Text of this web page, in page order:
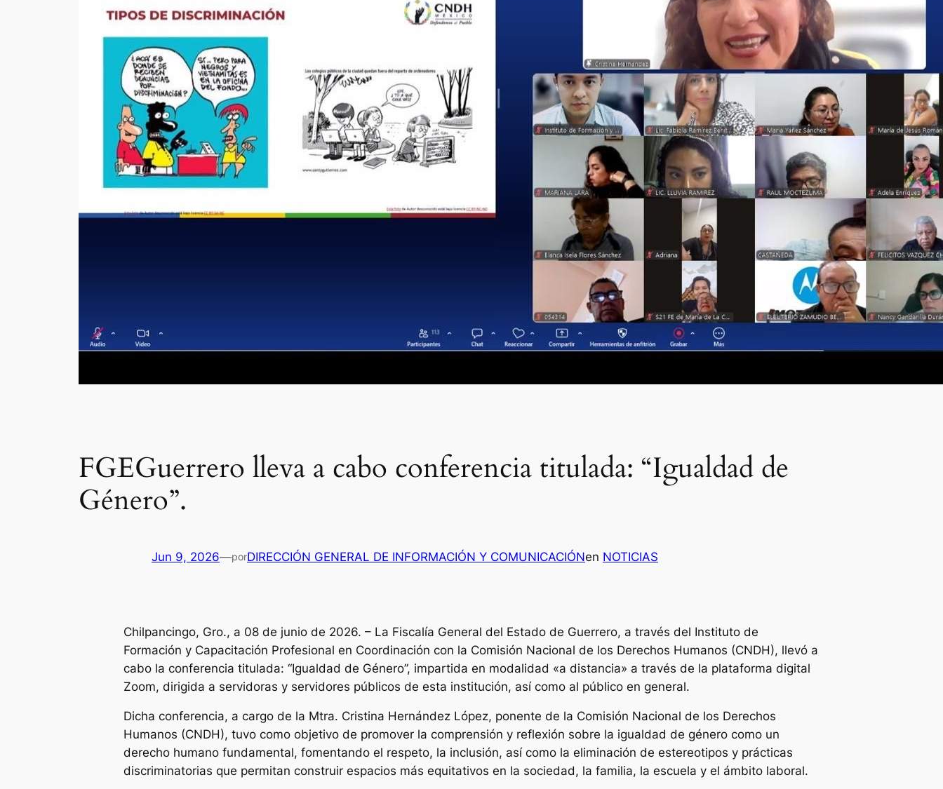
FGEGuerrero lleva a cabo conferencia titulada: “Igualdad de
Género”.
Jun 9, 2026—porDIRECCIÓN GENERAL DE INFORMACIÓN Y COMUNICACIÓNen NOTICIAS
Chilpancingo, Gro., a 08 de junio de 2026. – La Fiscalía General del Estado de Guerrero, a través del Instituto de
Formación y Capacitación Profesional en Coordinación con la Comisión Nacional de los Derechos Humanos (CNDH), llevó a
cabo la conferencia titulada: “Igualdad de Género”, impartida en modalidad «a distancia» a través de la plataforma digital
Zoom, dirigida a servidoras y servidores públicos de esta institución, así como al público en general.
Dicha conferencia, a cargo de la Mtra. Cristina Hernández López, ponente de la Comisión Nacional de los Derechos
Humanos (CNDH), tuvo como objetivo de promover la comprensión y reflexión sobre la igualdad de género como un
derecho humano fundamental, fomentando el respeto, la inclusión, así como la eliminación de estereotipos y prácticas
discriminatorias que permitan construir espacios más equitativos en la sociedad, la familia, la escuela y el ámbito laboral.